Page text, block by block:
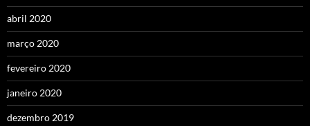
abril 2020
março 2020
fevereiro 2020
janeiro 2020
dezembro 2019